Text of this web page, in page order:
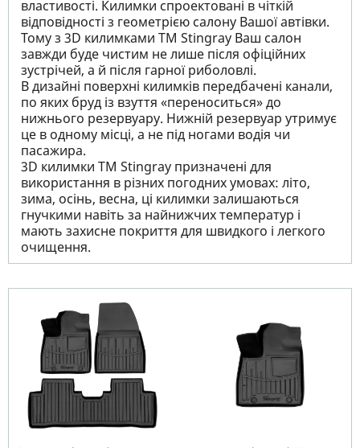
властивості. Килимки спроектовані в чіткій
відповідності з геометрією салону Вашої автівки.
Тому з 3D килимками TM Stingray Ваш салон
завжди буде чистим не лише після офіційних
зустрічей, а й після гарної риболовлі.
В дизайні поверхні килимків передбачені канали,
по яких бруд із взуття «переноситься» до
нижнього резервуару. Нижній резервуар утримує
це в одному місці, а не під ногами водія чи
пасажира.
3D килимки TM Stingray призначені для
використання в різних погодних умовах: літо,
зима, осінь, весна, ці килимки залишаються
гнучкими навіть за найнижчих температур і
мають захисне покриття для швидкого і легкого
очищення.